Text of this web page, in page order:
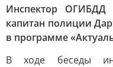
Инспектор ОГИБДД
капитан полиции
в программе
В ходе беседы